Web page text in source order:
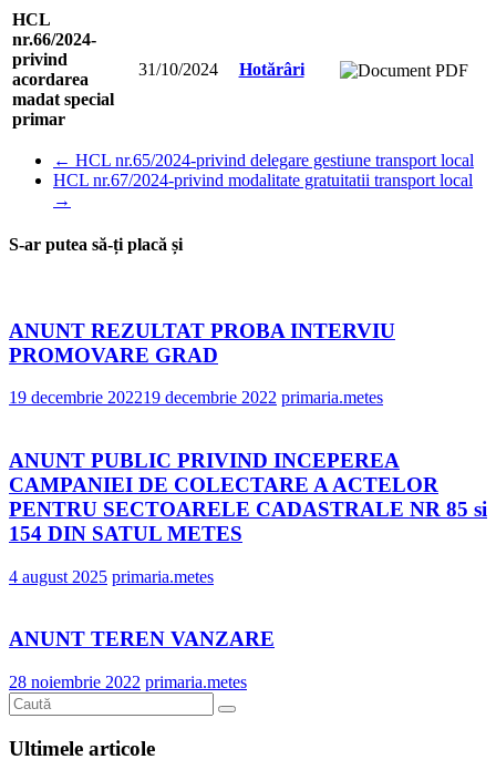
HCL
nr.66/2024-
privind
acordarea
madat special
primar
31/10/2024 Hotărâri
← HCL nr.65/2024-privind delegare gestiune transport local
HCL nr.67/2024-privind modalitate gratuitatii transport local
→
S-ar putea să-ți placă și
ANUNT REZULTAT PROBA INTERVIU
PROMOVARE GRAD
19 decembrie 202219 decembrie 2022 primaria.metes
ANUNT PUBLIC PRIVIND INCEPEREA
CAMPANIEI DE COLECTARE A ACTELOR
PENTRU SECTOARELE CADASTRALE NR 85 si
154 DIN SATUL METES
4 august 2025 primaria.metes
ANUNT TEREN VANZARE
28 noiembrie 2022 primaria.metes
Ultimele articole